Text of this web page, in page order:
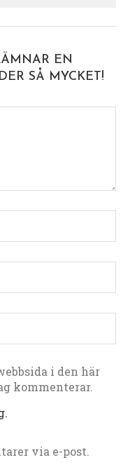
EN
SÅ MYCKET!
i den här
kommenterar.
via e-post.